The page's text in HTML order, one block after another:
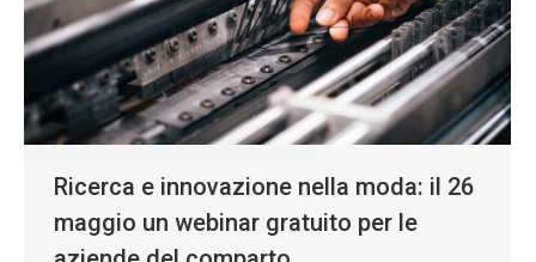
Ricerca e innovazione nella moda: il 26
maggio un webinar gratuito per le